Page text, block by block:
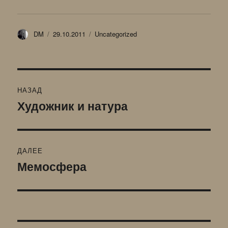
Автор
DM Опубликовано
29.10.2011 Рубрики
Uncategorized
по
НАЗАД
Предыдущая
Художник и натура
ДАЛЕЕ
Следующая
Мемосфера